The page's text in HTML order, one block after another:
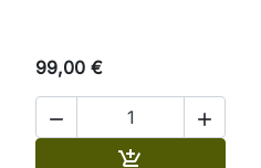
99,00 €
 
